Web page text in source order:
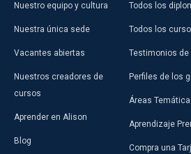
Nuestro equipo y cultura
Nuestra única sede
Vacantes abiertas
Nuestros creadores de
cursos
Aprender en Alison
Blog
Todos los
Todos los
Testimonios de
Perfiles de los
Áreas
Aprendizaje
Compra una